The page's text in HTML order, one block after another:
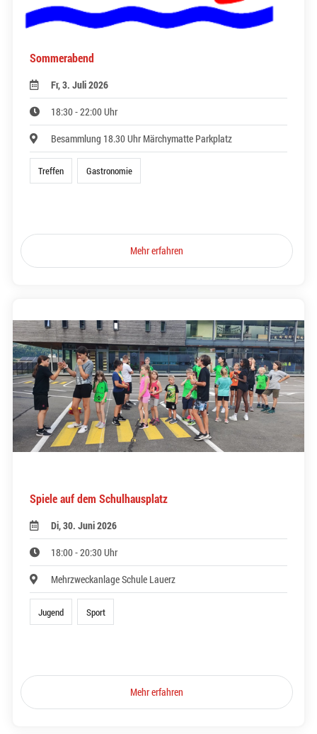
Sommerabend
Fr, 3. Juli 2026
18:30 - 22:00 Uhr
Besammlung 18.30 Uhr Märchymatte Parkplatz
Treffen Gastronomie
Mehr erfahren
Spiele auf dem Schulhausplatz
Di, 30. Juni 2026
18:00 - 20:30 Uhr
Mehrzweckanlage Schule Lauerz
Jugend Sport
Mehr erfahren